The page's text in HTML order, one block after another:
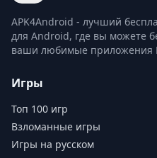
APK4Android - лучший
для Android, где вы можете
ваши любимые приложения
Игры
Топ 100 игр
Взломанные игры
Игры на русском